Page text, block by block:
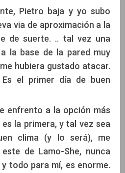
Pietro baja y yo subo
via de aproximación a la
de suerte. .. tal vez una
la base de la pared muy
hubiera gustado atacar.
el primer día de buen
enfrento a la opción más
es la primera, y tal vez sea
clima (y lo será), me
de Lamo-She, nunca
todo para mí, es enorme.